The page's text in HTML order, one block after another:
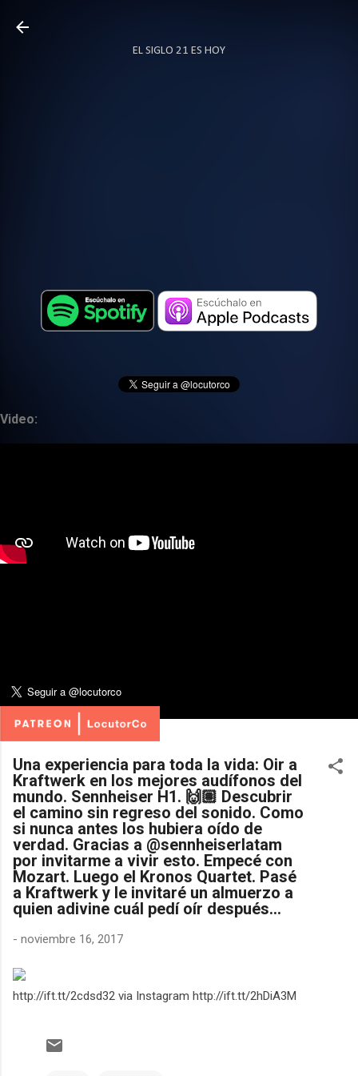
EL SIGLO 21 ES HOY
Video:
Una experiencia para toda la vida: Oir a
Kraftwerk en los mejores audífonos del
mundo. Sennheiser H1. 🙌🏽 Descubrir
el camino sin regreso del sonido. Como
si nunca antes los hubiera oído de
verdad. Gracias a @sennheiserlatam
por invitarme a vivir esto. Empecé con
Mozart. Luego el Kronos Quartet. Pasé
a Kraftwerk y le invitaré un almuerzo a
quien adivine cuál pedí oír después...
- noviembre 16, 2017
http://ift.tt/2cdsd32 via Instagram http://ift.tt/2hDiA3M